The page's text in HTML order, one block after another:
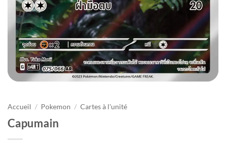
Accueil / Pokemon / Cartes à l'unité
Capumain